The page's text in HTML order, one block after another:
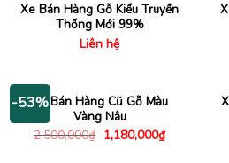
Xe Bán Hàng Gỗ Kiểu Truyền
Thống Mới 99%
Liên hệ
-53%Xe Bán Hàng Cũ Gỗ Màu
Vàng Nâu
2,500,000₫ Giá
gốc
1,180,000₫Giá
hiện